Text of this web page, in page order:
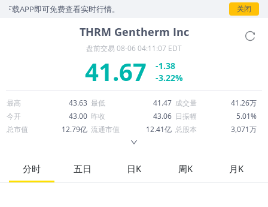
APP即可免费查看实时行情。 关闭
THRM Gentherm Inc
盘前交易 08-06 04:11:07 EDT
41.67
-1.38
-3.22%
最高 43.63 最低 41.47 成交量
41.26万
今开
43.00 昨收 43.06 日振幅
5.01%
总市值
12.79亿 流通市值 12.41亿 总股本
3,071万
52周最高
48.35 市盈率
48.57
股息
分时 五日 日K 周K 月K